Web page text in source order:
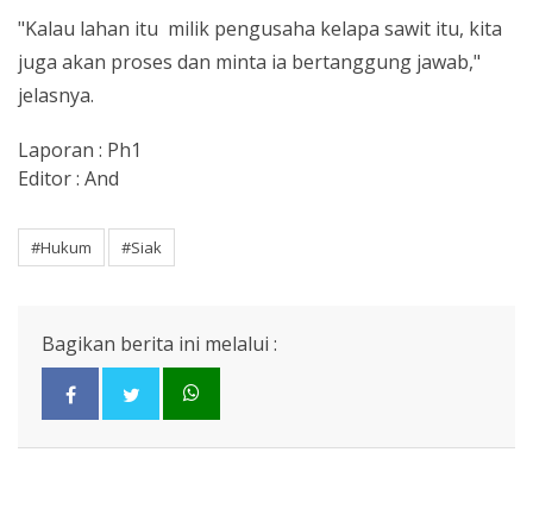
"Kalau lahan itu milik pengusaha kelapa sawit itu, kita
juga akan proses dan minta ia bertanggung jawab,"
jelasnya.
Laporan : Ph1
Editor : And
#Hukum #Siak
Bagikan berita ini melalui :